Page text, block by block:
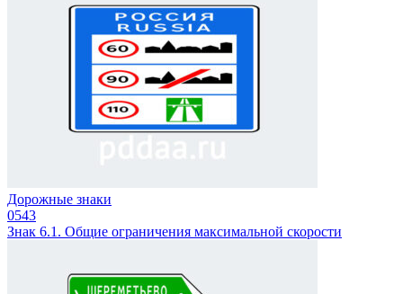
Дорожные знаки
0543
Знак 6.1. Общие ограничения максимальной скорости